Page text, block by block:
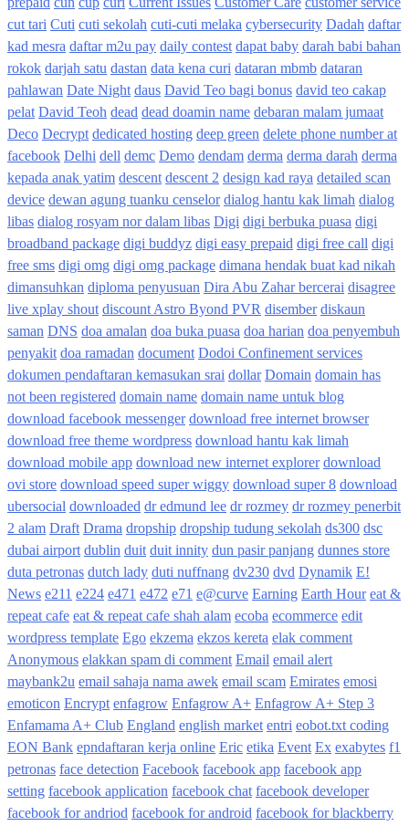
cut tari Cuti cuti sekolah cuti-cuti melaka cybersecurity Dadah daftar
kad mesra daftar m2u pay daily contest dapat baby darah babi bahan
rokok darjah satu dastan data kena curi dataran mbmb dataran
pahlawan Date Night daus David Teo bagi bonus david teo cakap
pelat David Teoh dead dead doamin name debaran malam jumaat
Deco Decrypt dedicated hosting deep green delete phone number at
facebook Delhi dell demc Demo dendam derma derma darah derma
kepada anak yatim descent descent 2 design kad raya detailed scan
device dewan agung tuanku censelor dialog hantu kak limah dialog
libas dialog rosyam nor dalam libas Digi digi berbuka puasa digi
broadband package digi buddyz digi easy prepaid digi free call digi
free sms digi omg digi omg package dimana hendak buat kad nikah
dimansuhkan diploma penyusuan Dira Abu Zahar bercerai disagree
live xplay shout discount Astro Byond PVR disember diskaun
saman DNS doa amalan doa buka puasa doa harian doa penyembuh
penyakit doa ramadan document Dodoi Confinement services
dokumen pendaftaran kemasukan srai dollar Domain domain has
not been registered domain name domain name untuk blog
download facebook messenger download free internet browser
download free theme wordpress download hantu kak limah
download mobile app download new internet explorer download
ovi store download speed super wiggy download super 8 download
ubersocial downloaded dr edmund lee dr rozmey dr rozmey penerbit
2 alam Draft Drama dropship dropship tudung sekolah ds300 dsc
dubai airport dublin duit duit innity dun pasir panjang dunnes store
duta petronas dutch lady duti nuffnang dv230 dvd Dynamik E!
News e211 e224 e471 e472 e71 e@curve Earning Earth Hour eat &
repeat cafe eat & repeat cafe shah alam ecoba ecommerce edit
wordpress template Ego ekzema ekzos kereta elak comment
Anonymous elakkan spam di comment Email email alert
maybank2u email sahaja nama awek email scam Emirates emosi
emoticon Encrypt enfagrow Enfagrow A+ Enfagrow A+ Step 3
Enfamama A+ Club England english market entri eobot.txt coding
EON Bank epndaftaran kerja online Eric etika Event Ex exabytes f1
petronas face detection Facebook facebook app facebook app
setting facebook application facebook chat facebook developer
facebook for andriod facebook for android facebook for blackberry